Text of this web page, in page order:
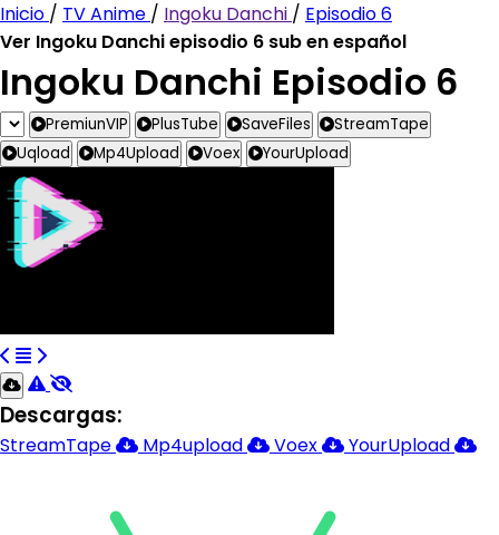
Inicio / TV Anime / Ingoku Danchi / Episodio 6
Ver Ingoku Danchi episodio 6 sub en español
Ingoku Danchi Episodio 6
PremiunVIP PlusTube SaveFiles
StreamTape
Uqload
Mp4Upload Voex YourUpload
Descargas:
StreamTape Mp4upload Voex YourUpload